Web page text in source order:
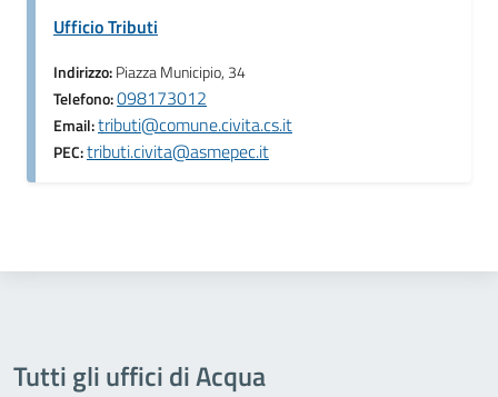
Ufficio Tributi
Indirizzo:Piazza Municipio, 34
Telefono:098173012
Email:tributi@comune.civita.cs.it
PEC:tributi.civita@asmepec.it
Tutti gli uffici di Acqua